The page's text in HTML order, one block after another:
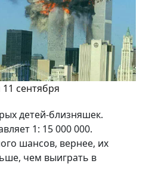
сентября
детей-близняшек.
1: 15 000 000.
шансов, вернее, их
чем выиграть в